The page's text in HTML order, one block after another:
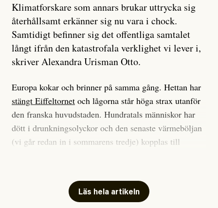
Klimatforskare som annars brukar uttrycka sig
återhållsamt erkänner sig nu vara i chock.
Samtidigt befinner sig det offentliga samtalet
långt ifrån den katastrofala verklighet vi lever i,
skriver Alexandra Urisman Otto.
Europa kokar och brinner på samma gång. Hettan har
stängt Eiffeltornet och lågorna står höga strax utanför
den franska huvudstaden. Hundratals människor har
dött i drunkningsolyckor och den senaste värmeböljan
(vi går redan in i sommarens tredje) kopplas till
Har du också panik i hettan? Känns det som en
mardröm? Bra, allt annat vore fullständigt orimligt.
Läs hela artikeln